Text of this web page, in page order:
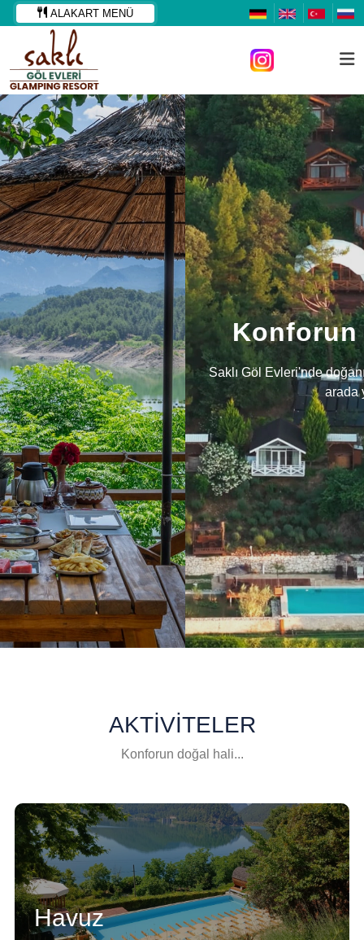
ALAKART MENÜ
Konforun Doğal Hali
Saklı Göl Evleri'nde doğanın huzurunu ve konforunu bir
arada yaşayın.
AKTİVİTELER
Konforun doğal hali...
Havuz